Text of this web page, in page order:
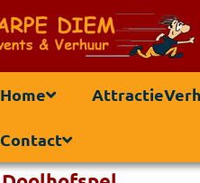
Home
Contact